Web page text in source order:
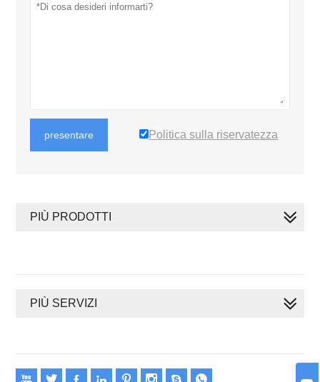
presentare Politica sulla riservatezza
PIÙ PRODOTTI
PIÙ SERVIZI
       